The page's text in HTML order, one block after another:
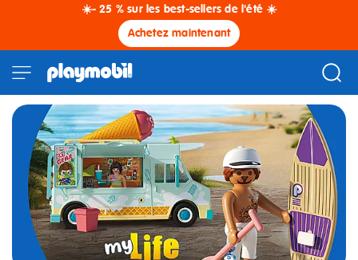
☀️- 25 % sur les best-sellers de l'été ☀️
Achetez maintenant